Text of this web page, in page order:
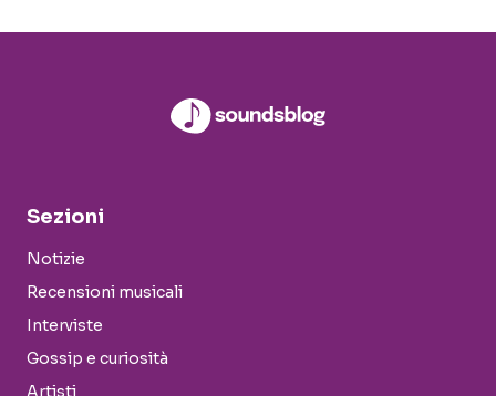
Sezioni
Notizie
Recensioni musicali
Interviste
Gossip e curiosità
Artisti